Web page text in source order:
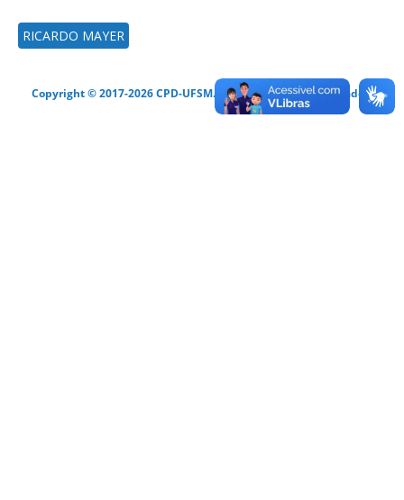
RICARDO MAYER
Copyright © 2017-2026 CPD-UFSM. Todos os direitos reservados.